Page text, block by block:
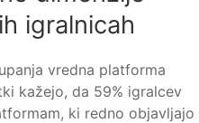
igralnicah
vredna platforma
kažejo, da 59% igralcev
ki redno objavljajo